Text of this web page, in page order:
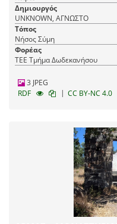
Δημιουργός
UNKNOWN, ΑΓΝΩΣΤΟ
Τόπος
Νήσος Σύμη
Φορέας
ΤΕΕ Τμήμα Δωδεκανήσου
3 JPEG
RDF
| CC BY-NC 4.0